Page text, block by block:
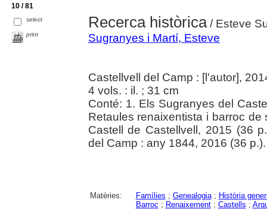
10 / 81
select
print
Recerca històrica/ Esteve
Sugranyes i Martí, Esteve
Castellvell del Camp : [l'autor],
4 vols. : il. ; 31 cm
Conté: 1. Els Sugranyes del
Retaules renaixentista i barroc
Castell de Castellvell, 2015 (36
del Camp : any 1844, 2016 (36 p.).
Matèries: Famílies ; Genealogia; Història
Barroc ; Renaixement; Castells ;